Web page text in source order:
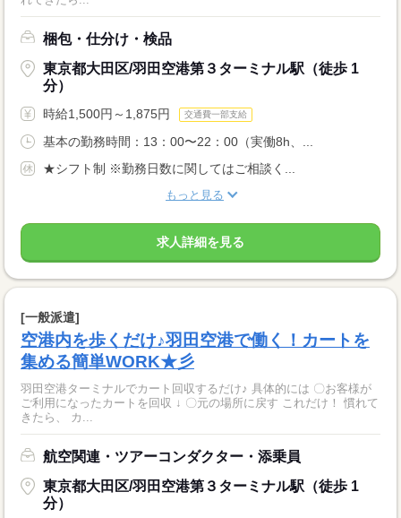
梱包・仕分け・検品
東京都大田区/羽田空港第３ターミナル駅（徒歩 1
分）
時給1,500円～1,875円 交通費一部支給
基本の勤務時間：13：00〜22：00（実働8h、...
★シフト制 ※勤務日数に関してはご相談く...
もっと見る
求人詳細を見る
[一般派遣]
空港内を歩くだけ♪羽田空港で働く！カートを
集める簡単WORK★彡
羽田空港ターミナルでカート回収するだけ♪ 具体的には 〇お客様が
ご利用になったカートを回収 ↓ 〇元の場所に戻す これだけ！ 慣れて
きたら、 カ...
航空関連・ツアーコンダクター・添乗員
東京都大田区/羽田空港第３ターミナル駅（徒歩 1
分）